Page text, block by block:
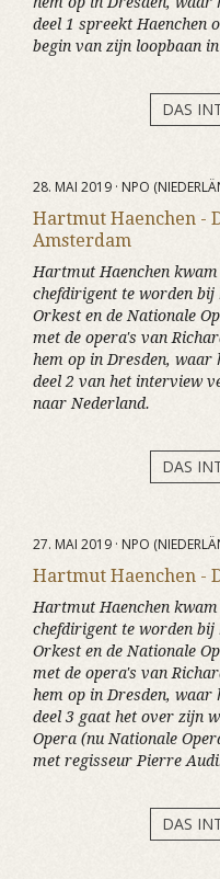
deel 1 spreekt Haenchen
begin van zijn loopbaan
DAS
28. MAI 2019 · NPO
Hartmut Haenchen -
Amsterdam
Hartmut Haenchen
chefdirigent te worden
Orkest en de Nationale
met de opera's van
hem op in Dresden,
deel 2 van het interview
naar Nederland.
DAS
27. MAI 2019 · NPO
Hartmut Haenchen -
Hartmut Haenchen
chefdirigent te worden
Orkest en de Nationale
met de opera's van
hem op in Dresden,
deel 3 gaat het over zijn
Opera (nu Nationale
met regisseur Pierre
DAS